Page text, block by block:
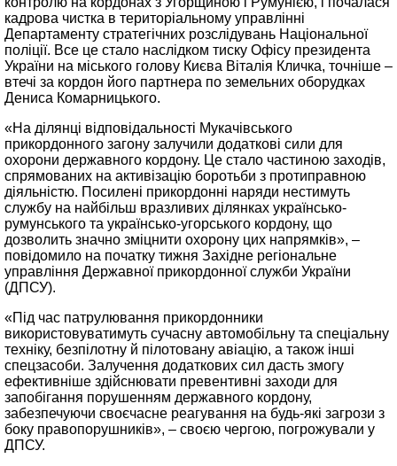
кадрова чистка в територіальному управлінні
Департаменту стратегічних розслідувань Національної
поліції. Все це стало наслідком тиску Офісу президента
України на міського голову Києва Віталія Кличка, точніше –
втечі за кордон його партнера по земельних оборудках
Дениса Комарницького.
«На ділянці відповідальності Мукачівського
прикордонного загону залучили додаткові сили для
охорони державного кордону. Це стало частиною заходів,
спрямованих на активізацію боротьби з протиправною
діяльністю. Посилені прикордонні наряди нестимуть
службу на найбільш вразливих ділянках українсько-
румунського та українсько-угорського кордону, що
дозволить значно зміцнити охорону цих напрямків», –
повідомило на початку тижня Західне регіональне
управління Державної прикордонної служби України
(ДПСУ).
«Під час патрулювання прикордонники
використовуватимуть сучасну автомобільну та спеціальну
техніку, безпілотну й пілотовану авіацію, а також інші
спецзасоби. Залучення додаткових сил дасть змогу
ефективніше здійснювати превентивні заходи для
запобігання порушенням державного кордону,
забезпечуючи своєчасне реагування на будь-які загрози з
боку правопорушників», – своєю чергою, погрожували у
ДПСУ.